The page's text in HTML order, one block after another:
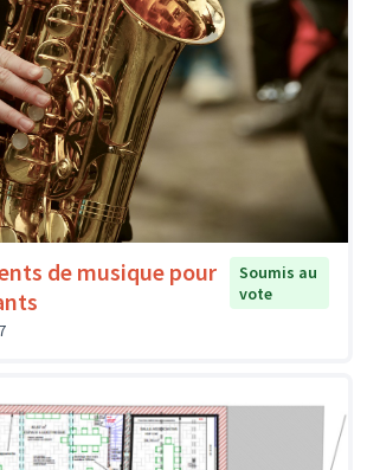
de musique pour
Soumis au
vote